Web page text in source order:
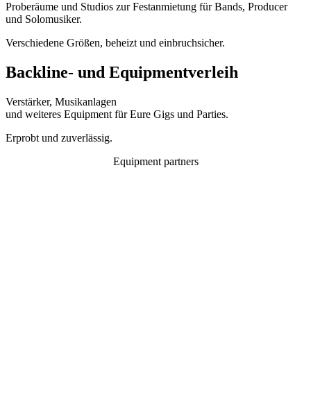
Proberäume und Studios zur Festanmietung für Bands, Producer
und Solomusiker.
Verschiedene Größen, beheizt und einbruchsicher.
Backline- und Equipmentverleih
Verstärker, Musikanlagen
und weiteres Equipment für Eure Gigs und Parties.
Erprobt und zuverlässig.
Equipment partners